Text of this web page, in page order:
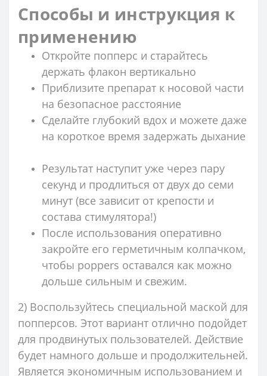
Способы и инструкция к
применению
Откройте попперс и старайтесь
держать флакон вертикально
Приблизите препарат к носовой части
на безопасное расстояние
Сделайте глубокий вдох и можете даже
на короткое время задержать дыхание
Результат наступит уже через пару
секунд и продлиться от двух до семи
минут (все зависит от крепости и
состава стимулятора!)
После использования оперативно
закройте его герметичным колпачком,
чтобы poppers оставался как можно
дольше сильным и свежим.
2) Воспользуйтесь специальной маской для
попперсов. Этот вариант отлично подойдет
для продвинутых пользователей. Действие
будет намного дольше и продолжительней.
Является экономичным использованием и